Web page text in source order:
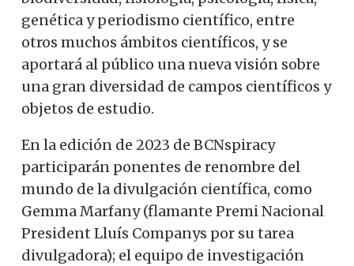
genética y periodismo científico, entre
otros muchos ámbitos científicos, y se
aportará al público una nueva visión sobre
una gran diversidad de campos científicos y
objetos de estudio.
En la edición de 2023 de BCNspiracy
participarán ponentes de renombre del
mundo de la divulgación científica, como
Gemma Marfany (flamante Premi Nacional
President Lluís Companys por su tarea
divulgadora); el equipo de investigación